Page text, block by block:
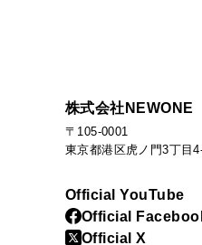
株式会社NEWONE
〒105-0001
東京都港区虎ノ門3丁目
Official YouTube
Official
Official X